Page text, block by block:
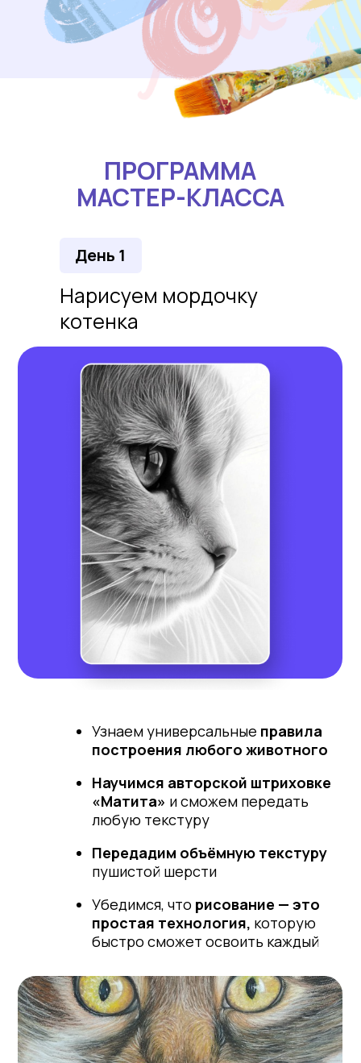
ПРОГРАММА
МАСТЕР-КЛАССА
Нарисуем мордочку
котенка
День 1
Узнаем универсальные правила
построения любого животного
Научимся авторской штриховке
«Матита» и сможем передать
любую текстуру
Передадим объёмную текстуру
пушистой шерсти
Убедимся, что рисование — это
простая технология, которую
быстро сможет освоить каждый